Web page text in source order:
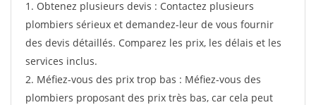
1. Obtenez plusieurs devis : Contactez plusieurs
plombiers sérieux et demandez-leur de vous fournir
des devis détaillés. Comparez les prix, les délais et les
services inclus.
2. Méfiez-vous des prix trop bas : Méfiez-vous des
plombiers proposant des prix très bas, car cela peut